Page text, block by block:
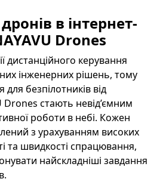
в інтернет-
Drones
дистанційного керування
інженерних рішень, тому
безпілотників від
Drones стають невід’ємним
роботи в небі. Кожен
з урахуванням високих
та швидкості спрацювання,
найскладніші завдання